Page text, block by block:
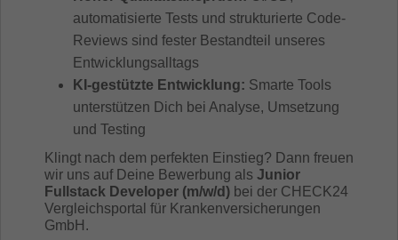
automatisierte Tests und strukturierte Code-
Reviews sind fester Bestandteil unseres
Entwicklungsalltags
KI-gestützte Entwicklung: Smarte Tools
unterstützen Dich bei Analyse, Umsetzung
und Testing
Klingt nach dem perfekten Einstieg? Dann freuen
wir uns auf Deine Bewerbung als Junior
Fullstack Developer (m/w/d) bei der CHECK24
Vergleichsportal für Krankenversicherungen
GmbH.